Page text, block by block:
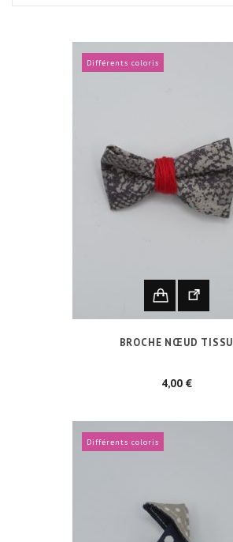
Différents coloris
BROCHE NŒUD TISSU
4,00 €Prix
Différents coloris